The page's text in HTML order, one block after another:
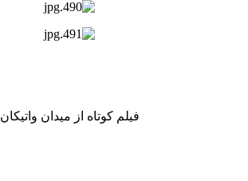
فیلم کوتاه از میدان واتیکان